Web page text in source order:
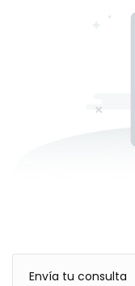
Envía tu consulta